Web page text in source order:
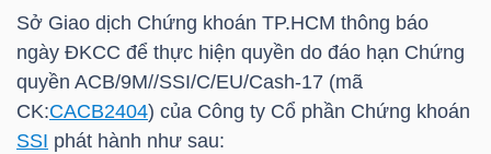
Sở Giao dịch Chứng khoán TP.HCM thông báo
ngày ĐKCC để thực hiện quyền do đáo hạn Chứng
quyền ACB/9M//SSI/C/EU/Cash-17 (mã
CK:CACB2404) của Công ty Cổ phần Chứng khoán
SSI phát hành như sau:
BẤT
ĐỘNG